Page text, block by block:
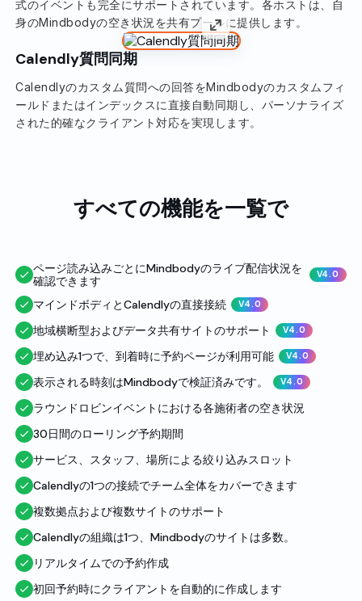
式のイベントも完全にサポートされています。各ホストは、自
身のMindbodyの空き状況を共有プールに提供します。
Calendly質問同期
Calendlyのカスタム質問への回答をMindbodyのカスタムフィ
ールドまたはインデックスに直接自動同期し、パーソナライズ
された的確なクライアント対応を実現します。
すべての機能を一覧で
ページ読み込みごとにMindbodyのライブ配信状況を
確認できます
V4.0
マインドボディとCalendlyの直接接続 V4.0
地域横断型およびデータ共有サイトのサポート V4.0
埋め込み1つで、到着時に予約ページが利用可能 V4.0
表示される時刻はMindbodyで検証済みです。 V4.0
ラウンドロビンイベントにおける各施術者の空き状況
30日間のローリング予約期間
サービス、スタッフ、場所による絞り込みスロット
Calendlyの1つの接続でチーム全体をカバーできます
複数拠点および複数サイトのサポート
Calendlyの組織は1つ、Mindbodyのサイトは多数。
リアルタイムでの予約作成
初回予約時にクライアントを自動的に作成します